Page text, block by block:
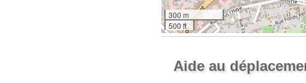
300 m
500 ft
Aide au